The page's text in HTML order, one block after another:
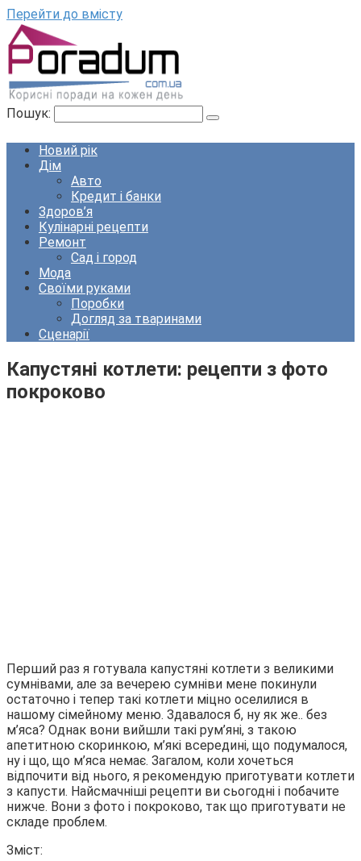
Перейти до вмісту
Пошук:
Новий рік
Дім
Авто
Кредит і банки
Здоров’я
Кулінарні рецепти
Ремонт
Сад і город
Мода
Своїми руками
Поробки
Догляд за тваринами
Сценарії
Капустяні котлети: рецепти з фото
покроково
Перший раз я готувала капустяні котлети з великими
сумнівами, але за вечерею сумніви мене покинули
остаточно і тепер такі котлети міцно оселилися в
нашому сімейному меню. Здавалося б, ну як же.. без
м’яса? Однак вони вийшли такі рум’яні, з такою
апетитною скоринкою, м’які всередині, що подумалося,
ну і що, що м’яса немає. Загалом, коли хочеться
відпочити від нього, я рекомендую приготувати котлети
з капусти. Найсмачніші рецепти ви сьогодні і побачите
нижче. Вони з фото і покроково, так що приготувати не
складе проблем.
Зміст: